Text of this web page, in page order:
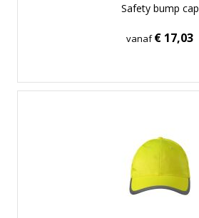
Safety bump cap
vanaf€ 17,03